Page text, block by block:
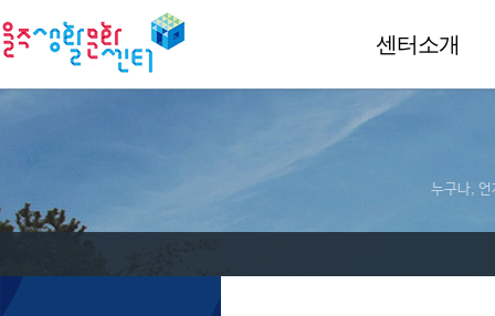
센터소개
누구나, 언